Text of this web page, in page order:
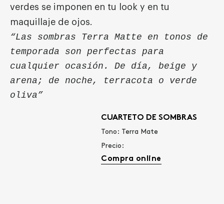
verdes se imponen en tu look y en tu
maquillaje de ojos.
“Las sombras Terra Matte en tonos de
temporada son perfectas para
cualquier ocasión. De día, beige y
arena; de noche, terracota o verde
oliva”
CUARTETO DE SOMBRAS
Tono: Terra Mate
Precio:
Compra online